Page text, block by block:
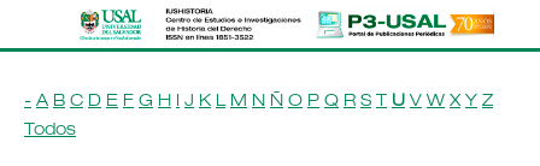
- A B C D E F G H I J K L M N Ñ O P Q R S T U V W X Y Z
Todos